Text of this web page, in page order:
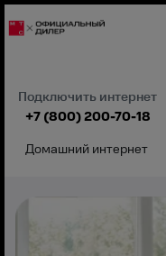
Подключить интернет
+7 (800) 200-70-18
Домашний интернет